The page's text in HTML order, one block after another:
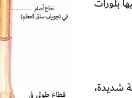
شديدة،